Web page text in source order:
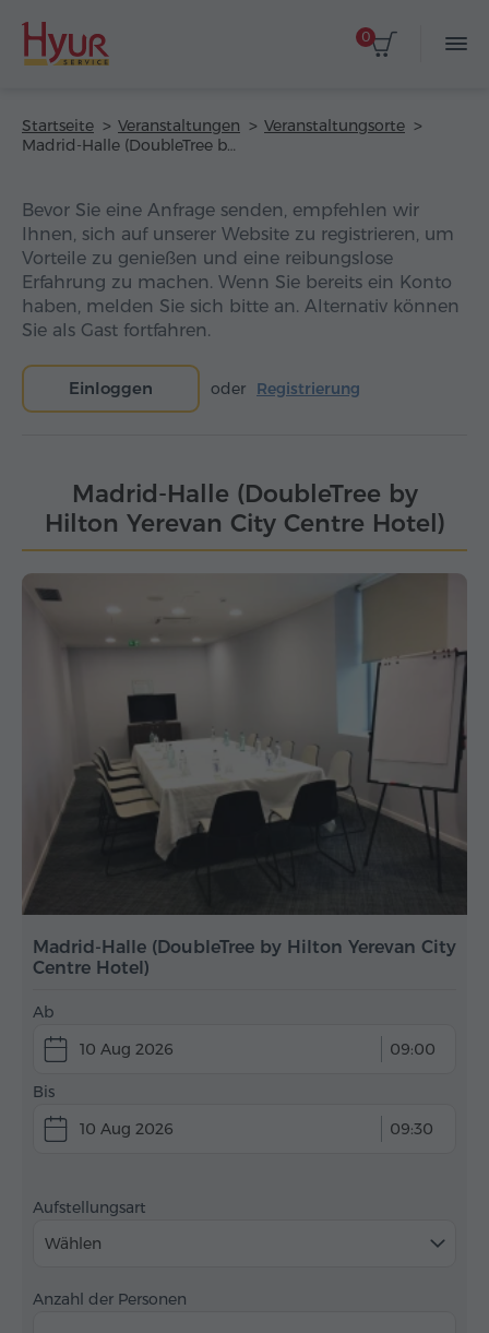
0
Startseite Veranstaltungen
Veranstaltungsorte
Madrid-Halle (DoubleTree by Hilton Yerevan City Centre Hotel)
Bevor Sie eine Anfrage senden, empfehlen wir
Ihnen, sich auf unserer Website zu registrieren, um
Vorteile zu genießen und eine reibungslose
Erfahrung zu machen. Wenn Sie bereits ein Konto
haben, melden Sie sich bitte an. Alternativ können
Sie als Gast fortfahren.
Einloggen oder Registrierung
Madrid-Halle (DoubleTree by
Hilton Yerevan City Centre Hotel)
Madrid-Halle (DoubleTree by Hilton Yerevan City
Centre Hotel)
Ab
10 Aug 2026
09:00
Bis
10 Aug 2026
09:30
Aufstellungsart
Wählen
Anzahl der Personen